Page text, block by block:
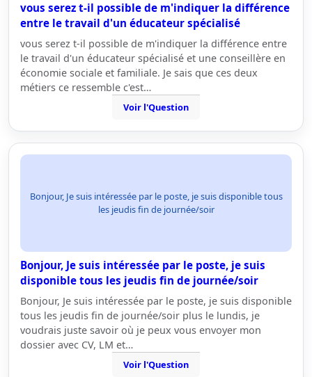
vous serez t-il possible de m'indiquer la différence
entre le travail d'un éducateur spécialisé
vous serez t-il possible de m'indiquer la différence entre
le travail d'un éducateur spécialisé et une conseillère en
économie sociale et familiale. Je sais que ces deux
métiers ce ressemble c'est…
Voir l'Question
Bonjour, Je suis intéressée par le poste, je suis disponible tous
les jeudis fin de journée/soir
Bonjour, Je suis intéressée par le poste, je suis
disponible tous les jeudis fin de journée/soir
Bonjour, Je suis intéressée par le poste, je suis disponible
tous les jeudis fin de journée/soir plus le lundis, je
voudrais juste savoir où je peux vous envoyer mon
dossier avec CV, LM et…
Voir l'Question